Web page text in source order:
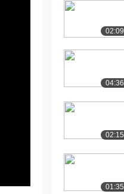
02:09
04:36
02:15
01:35